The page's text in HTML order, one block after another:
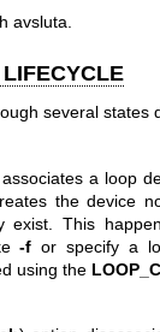
avsluta.
several states
associates a loop
the device
exist. This
-f or specify a
using the